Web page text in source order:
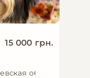
15 000 грн.
область